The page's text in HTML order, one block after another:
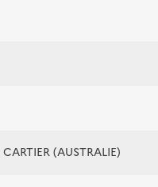
(AUSTRALIE)